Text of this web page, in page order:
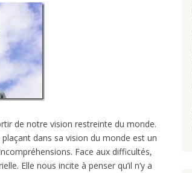
de notre vision restreinte du monde.
dans sa vision du monde est un
Face aux difficultés,
Elle nous incite à penser qu’il n’y a